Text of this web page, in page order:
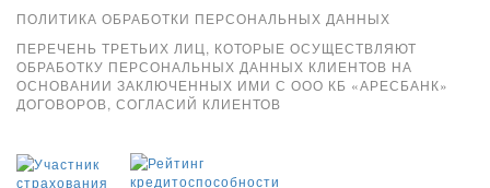
ПОЛИТИКА ОБРАБОТКИ ПЕРСОНАЛЬНЫХ ДАННЫХ
ПЕРЕЧЕНЬ ТРЕТЬИХ ЛИЦ, КОТОРЫЕ ОСУЩЕСТВЛЯЮТ
ОБРАБОТКУ ПЕРСОНАЛЬНЫХ ДАННЫХ КЛИЕНТОВ НА
ОСНОВАНИИ ЗАКЛЮЧЕННЫХ ИМИ С ООО КБ «АРЕСБАНК»
ДОГОВОРОВ, СОГЛАСИЙ КЛИЕНТОВ